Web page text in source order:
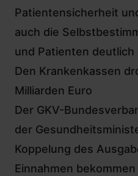
Patientensicherheit
auch die
und Patienten
Den Krankenkassen
Milliarden Euro
Der GKV-
der
Koppelung des
Einnahmen